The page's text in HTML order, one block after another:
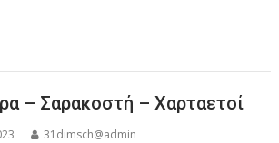
– Σαρακοστή – Χαρταετοί
31dimsch@admin